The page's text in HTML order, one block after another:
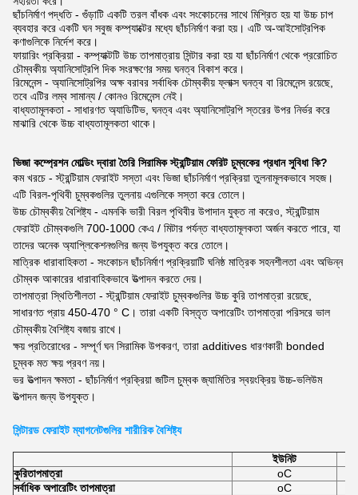
ছাঁচনির্মাণ পদ্ধতি - গুঁড়াটি একটি তরল বাঁধক এবং সংকোচনের সাথে মিশ্রিত হয় যা উচ্চ চাপ
ব্যবহার করে একটি ঘন সবুজ কম্প্যাক্টের মধ্যে ছাঁচনির্মাণ করা হয়। এটি অ-আইসোট্রপিক
কণাগুলিকে নির্দেশ করে।
ফায়ারিং প্রক্রিয়া - কম্প্যাক্টটি উচ্চ তাপমাত্রায় সিন্টার করা হয় যা ছাঁচনির্মাণ থেকে প্ররোচিত
চৌম্বকীয় অ্যানিসোট্রপি দিক সংরক্ষণের সময় ঘনত্ব বিকাশ করে।
রিমেনেন্স - অ্যানিসোট্রপির অক্ষ বরাবর সর্বাধিক চৌম্বকীয় ফ্লাক্স ঘনত্ব বা রিমেনেন্স রয়েছে,
তবে এটির লম্ব সামান্য / কোনও রিমেনেন্স নেই।
বাধ্যতামূলকতা - সাধারণত অ্যাডিটিভ, ঘনত্ব এবং অ্যানিসোট্রপি স্তরের উপর নির্ভর করে
মাঝারি থেকে উচ্চ বাধ্যতামূলকতা থাকে।
ভিজা কম্প্রেশন মোল্ডিং দ্বারা তৈরি সিরামিক স্ট্রন্টিয়াম ফেরিট চুম্বকের প্রধান সুবিধা কি?
কম খরচে - স্ট্রন্টিয়াম ফেরাইট সস্তা এবং ভিজা ছাঁচনির্মাণ প্রক্রিয়া তুলনামূলকভাবে সহজ।
এটি বিরল-পৃথিবী চুম্বকগুলির তুলনায় এগুলিকে সস্তা করে তোলে।
উচ্চ চৌম্বকীয় বৈশিষ্ট্য - এমনকি ভারী বিরল পৃথিবীর উপাদান যুক্ত না করেও, স্ট্রন্টিয়াম
ফেরাইট চৌম্বকগুলি 700-1000 কেএ / মিটার পর্যন্ত বাধ্যতামূলকতা অর্জন করতে পারে, যা
তাদের অনেক অ্যাপ্লিকেশনগুলির জন্য উপযুক্ত করে তোলে।
মাত্রিক ধারাবাহিকতা - সংকোচন ছাঁচনির্মাণ প্রক্রিয়াটি ঘনিষ্ঠ মাত্রিক সহনশীলতা এবং অভিন্ন
চৌম্বক আকারের ধারাবাহিকভাবে উত্পাদন করতে দেয়।
তাপমাত্রা স্থিতিশীলতা - স্ট্রন্টিয়াম ফেরাইট চুম্বকগুলির উচ্চ কুরি তাপমাত্রা রয়েছে,
সাধারণত প্রায় 450-470 ° C। তারা একটি বিস্তৃত অপারেটিং তাপমাত্রা পরিসরে ভাল
চৌম্বকীয় বৈশিষ্ট্য বজায় রাখে।
ক্ষয় প্রতিরোধের - সম্পূর্ণ ঘন সিরামিক উপকরণ, তারা additives ধারণকারী bonded
চুম্বক মত ক্ষয় প্রবণ নয়।
ভর উত্পাদন ক্ষমতা - ছাঁচনির্মাণ প্রক্রিয়া জটিল চুম্বক জ্যামিতির স্বয়ংক্রিয় উচ্চ-ভলিউম
উত্পাদন জন্য উপযুক্ত।
সিন্টারড ফেরাইট ম্যাগনেটগুলির শারীরিক বৈশিষ্ট্য
ইউনিট
কুরিতাপমাত্রা
oC
সর্বাধিক অপারেটিং তাপমাত্রা
oC